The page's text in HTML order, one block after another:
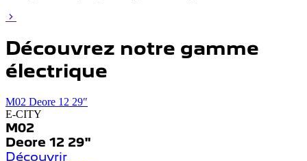
Découvrez notre gamme
électrique
M02 Deore 12 29″
E-CITY
M02
Deore 12 29"
Découvrir